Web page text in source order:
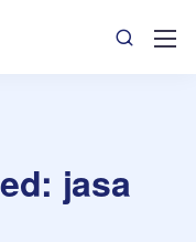
jasa